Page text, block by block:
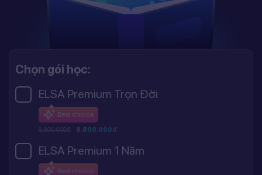
Chọn gói học:
ELSA Premium Trọn Đời
Best choice
8.800.000đ 8.800.000đ
ELSA Premium 1 Năm
Best choice